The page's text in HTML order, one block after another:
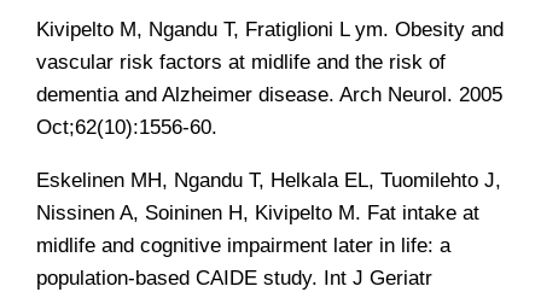
Kivipelto M, Ngandu T, Fratiglioni L ym. Obesity and
vascular risk factors at midlife and the risk of
dementia and Alzheimer disease. Arch Neurol. 2005
Oct;62(10):1556-60.
Eskelinen MH, Ngandu T, Helkala EL, Tuomilehto J,
Nissinen A, Soininen H, Kivipelto M. Fat intake at
midlife and cognitive impairment later in life: a
population-based CAIDE study. Int J Geriatr